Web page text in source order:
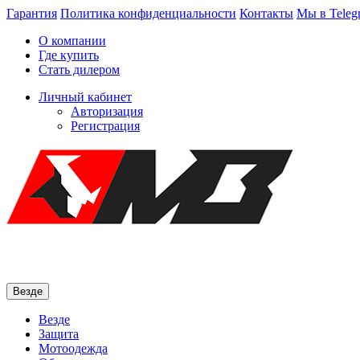
Гарантия Политика конфиденциальности Контакты Мы в
О компании
Где купить
Стать дилером
Личный кабинет
Авторизация
Регистрация
Везде
Везде
Защита
Мотоодежда